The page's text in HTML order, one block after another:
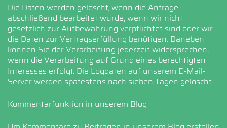
Die Daten werden gelöscht, wenn die Anfrage
abschließend bearbeitet wurde, wenn wir nicht
gesetzlich zur Aufbewahrung verpflichtet sind oder wir
die Daten zur Vertragserfüllung benötigen. Daneben
können Sie der Verarbeitung jederzeit widersprechen,
wenn die Verarbeitung auf Grund eines berechtigten
Interesses erfolgt. Die Logdaten auf unserem E-Mail-
Server werden spätestens nach sieben Tagen gelöscht.
Kommentarfunktion in unserem Blog